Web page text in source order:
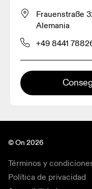
Frauenstraße
Alemania
+49 8441
© On 2026
Términos y
Política de privacidad